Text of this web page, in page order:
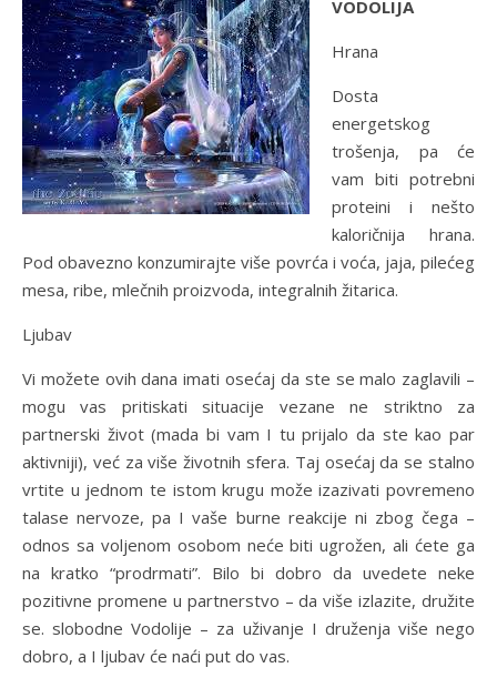
VODOLIJA
Hrana
Dosta
energetskog
trošenja, pa će
vam biti potrebni
proteini i nešto
kaloričnija hrana.
Pod obavezno konzumirajte više povrća i voća, jaja, pilećeg
mesa, ribe, mlečnih proizvoda, integralnih žitarica.
Ljubav
Vi možete ovih dana imati osećaj da ste se malo zaglavili –
mogu vas pritiskati situacije vezane ne striktno za
partnerski život (mada bi vam I tu prijalo da ste kao par
aktivniji), već za više životnih sfera. Taj osećaj da se stalno
vrtite u jednom te istom krugu može izazivati povremeno
talase nervoze, pa I vaše burne reakcije ni zbog čega –
odnos sa voljenom osobom neće biti ugrožen, ali ćete ga
na kratko “prodrmati”. Bilo bi dobro da uvedete neke
pozitivne promene u partnerstvo – da više izlazite, družite
se. slobodne Vodolije – za uživanje I druženja više nego
dobro, a I ljubav će naći put do vas.